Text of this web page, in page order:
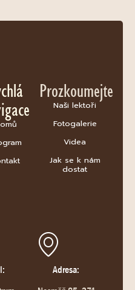
Prozkoumejte
Naši lektoři
Fotogalerie
Videa
Jak se k nám
dostat
Adresa: